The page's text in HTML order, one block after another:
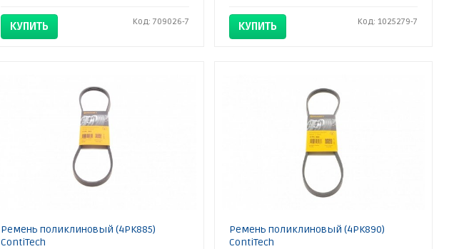
КУПИТЬ Код: 709026-7 КУПИТЬ Код: 1025279-7
Ремень поликлиновый (4PK885)
ContiTech
Ремень поликлиновый (4PK890)
ContiTech